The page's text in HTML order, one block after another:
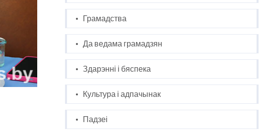
Грамадства
Да ведама грамадзян
Здарэнні і бяспека
Культура і адпачынак
Падзеі